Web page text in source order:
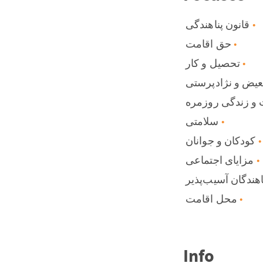
قانون پناهندگی
حق اقامت
تحصیل و کار
و نژادپرستی
و زندگی روزمره
سلامتی
کودکان و جوانان
مزایای اجتماعی
آسیب‌پذیر
محل اقامت
Info